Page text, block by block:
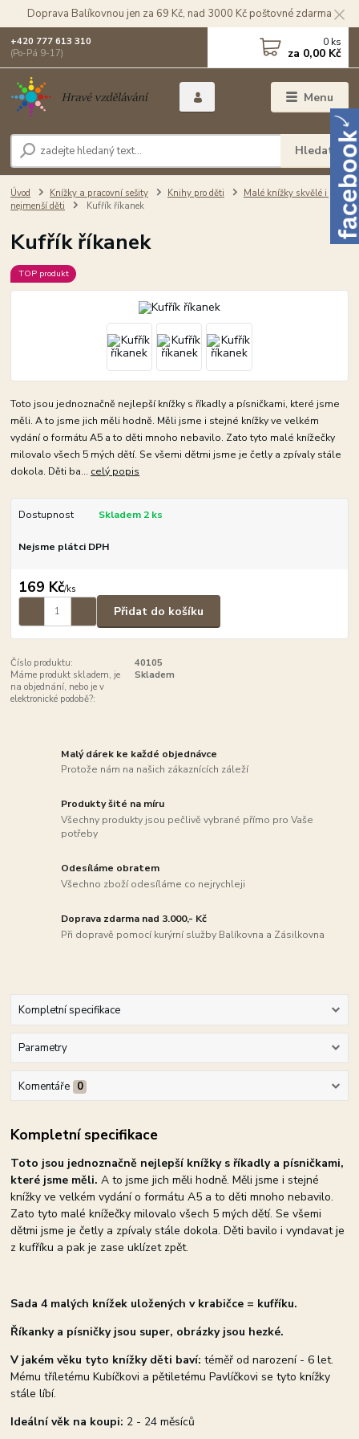
Doprava Balíkovnou jen za 69 Kč, nad 3000 Kč poštovné zdarma
Menu
Hledat
+420 777 613 310
(Po-Pá 9-17)
0 ks
za 0,00 Kč
Úvod Knížky a pracovní sešity Knihy pro děti
Malé knížky skvělé i pro
nejmenší děti
Kufřík říkanek
Kufřík říkanek
TOP produkt
Toto jsou jednoznačně nejlepší knížky s říkadly a písničkami, které jsme
měli. A to jsme jich měli hodně. Měli jsme i stejné knížky ve velkém
vydání o formátu A5 a to děti mnoho nebavilo. Zato tyto malé knížečky
milovalo všech 5 mých dětí. Se všemi dětmi jsme je četly a zpívaly stále
dokola. Děti ba... celý popis
Dostupnost Skladem 2 ks
Nejsme plátci DPH
169 Kč/ks
Přidat do košíku
Číslo produktu:
40105
Máme produkt skladem, je
na objednání, nebo je v
elektronické podobě?:
Skladem
Malý dárek ke každé objednávce
Protože nám na našich zákaznících záleží
Produkty šité na míru
Všechny produkty jsou pečlivě vybrané přímo pro Vaše
potřeby
Odesíláme obratem
Všechno zboží odesíláme co nejrychleji
Doprava zdarma nad 3.000,- Kč
Při dopravě pomocí kurýrní služby Balíkovna a Zásilkovna
Kompletní specifikace
Parametry
Komentáře 0
Kompletní specifikace
Toto jsou jednoznačně nejlepší knížky s říkadly a písničkami,
které jsme měli.A to jsme jich měli hodně. Měli jsme i stejné
knížky ve velkém vydání o formátu A5 a to děti mnoho nebavilo.
Zato tyto malé knížečky milovalo všech 5 mých dětí. Se všemi
dětmi jsme je četly a zpívaly stále dokola. Děti bavilo i vyndavat je
z kufříku a pak je zase uklízet zpět.
Sada 4 malých knížek uložených v krabičce = kufříku.
Říkanky a písničky jsou super, obrázky jsou hezké.
V jakém věku tyto knížky děti baví:téměř od narození - 6 let.
Mému tříletému Kubíčkovi a pětiletému Pavlíčkovi se tyto knížky
stále líbí.
Ideální věk na koupi: 2 - 24 měsíců